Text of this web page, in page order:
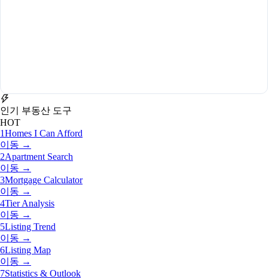
인기 부동산 도구
HOT
1Homes I Can Afford
이동 →
2Apartment Search
이동 →
3Mortgage Calculator
이동 →
4Tier Analysis
이동 →
5Listing Trend
이동 →
6Listing Map
이동 →
7Statistics & Outlook